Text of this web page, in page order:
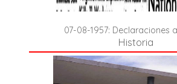
07-08-1957: Declaraciones
Historia